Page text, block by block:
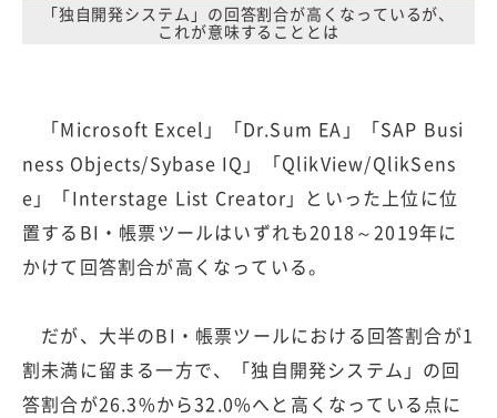
「独自開発システム」の回答割合が高くなっているが、
これが意味することとは
「Microsoft Excel」「Dr.Sum EA」「SAP Busi
ness Objects/Sybase IQ」「QlikView/QlikSens
e」「Interstage List Creator」といった上位に位
置するBI・帳票ツールはいずれも2018～2019年に
かけて回答割合が高くなっている。
だが、大半のBI・帳票ツールにおける回答割合が1
割未満に留まる一方で、「独自開発システム」の回
答割合が26.3%から32.0%へと高くなっている点に